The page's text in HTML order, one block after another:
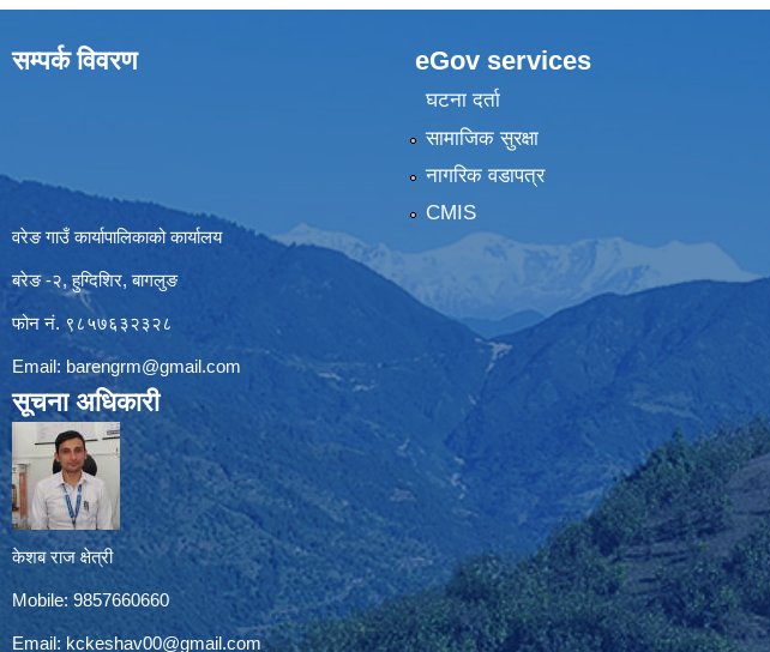
सम्पर्क विवरण
वरेङ गाउँ कार्यापालिकाको कार्यालय
बरेङ -२, हुग्दिशिर, बागलुङ
फोन नं. ९८५७६३२३२८
Email: barengrm@gmail.com
सूचना अधिकारी
केशब राज क्षेत्री
Mobile: 9857660660
Email: kckeshav00@gmail.com
eGov services
घटना दर्ता
सामाजिक सुरक्षा
नागरिक वडापत्र
CMIS